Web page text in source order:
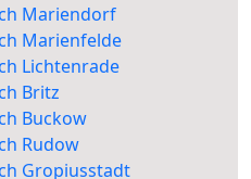
Mariendorf
Marienfelde
Lichtenrade
Britz
Buckow
Rudow
Gropiusstadt